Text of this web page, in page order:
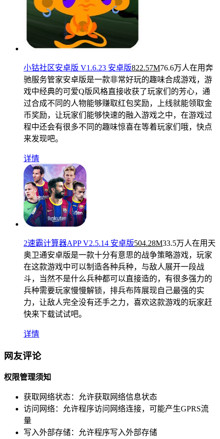
小钴社区安卓版 V1.6.23 安卓版822.57M76.6万人在用奔
驰服务管家安卓版是一款非常好玩的趣味合成游戏，游
戏中经典的可爱Q版风格直接收获了玩家们的芳心，通
过合成不同的人物能够赚取红包奖励，上线就能领取金
币奖励，让玩家们能够快速的融入游戏之中，在游戏过
程中还会有很多不同的趣味惊喜在等着玩家们哦，快点
来发现吧。
详情
2速霸计算器APP V2.5.14 安卓版504.28M33.5万人在用 天
奥卫通安卓版是一款十分有意思的战争策略游戏，玩家
在这款游戏中可以制造各种兵种，与敌人展开一段战
斗，当然不是什么兵种都可以直接造的，有很多强力的
兵种需要玩家慢慢解锁，排兵布阵展现自己最强的实
力，让敌人完全没有还手之力，喜欢这款游戏的玩家赶
快来下载试试吧。
详情
网友评论
权限管理须知
获取网络状态：
允许获取网络信息状态
访问网络：
允许程序访问网络连接，可能产生GPRS流
量
写入外部存储：
允许程序写入外部存储